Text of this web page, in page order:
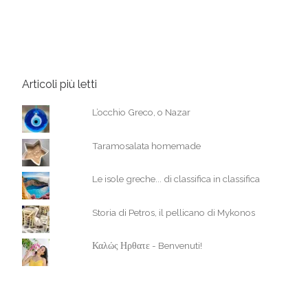
Articoli più letti
L’occhio Greco, o Nazar
Taramosalata homemade
Le isole greche... di classifica in classifica
Storia di Petros, il pellicano di Mykonos
Καλώς Ηρθατε - Benvenuti!